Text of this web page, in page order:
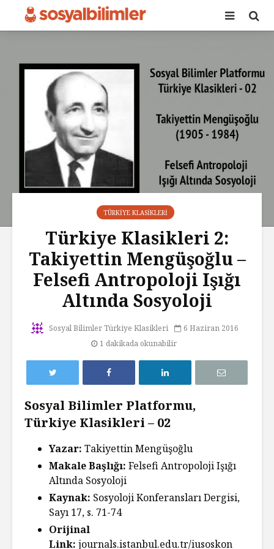
TÜRKIYE KLASIKLERI
Türkiye Klasikleri 2:
Takiyettin Mengüşoğlu –
Felsefi Antropoloji Işığı
Altında Sosyoloji
Sosyal Bilimler Türkiye Klasikleri
6 Haziran 2016
1 dakikada okunabilir
Sosyal Bilimler Platformu,
Türkiye Klasikleri – 02
Yazar: Takiyettin Mengüşoğlu
Makale Başlığı: Felsefi Antropoloji Işığı
Altında Sosyoloji
Kaynak: Sosyoloji Konferansları Dergisi,
Sayı 17, s. 71-74
Orijinal
Link: journals.istanbul.edu.tr/iusoskon